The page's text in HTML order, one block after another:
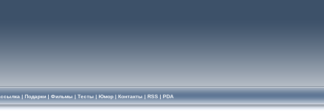
| Подарки| Фильмы | Тесты | Юмор| Контакты | RSS| PDA